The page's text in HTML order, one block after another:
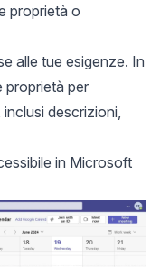
proprietà o
alle tue esigenze. In
proprietà per
descrizioni,
in Microsoft